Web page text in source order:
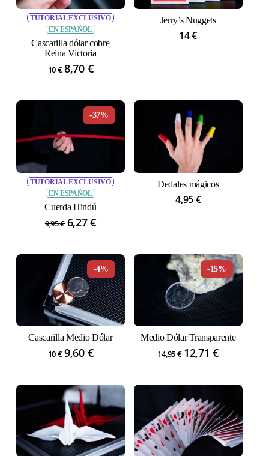
TUTORIAL EXCLUSIVO
EN ESPAÑOL
Cascarilla dólar cobre
Reina Victoria
10€ El
10 €.
8,70 €El
es:
8,70 €.
Jerry’s Nuggets
14€
-37%
TUTORIAL EXCLUSIVO
EN ESPAÑOL
Cuerda Hindú
9,95€ El
era:
9,95 €.
6,27€El
es:
6,27 €.
Dedales mágicos
4,95€
-4%
Cascarilla Medio Dólar
10€ El
era:
10 €.
9,60 €El
es:
9,60 €.
-15%
Medio Dólar Transparente
14,95€ El
14,95 €.
12,71€El
12,71 €.